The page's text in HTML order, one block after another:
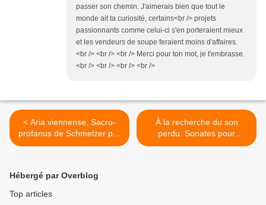
passer son chemin. J'aimerais bien que tout le
monde ait ta curiosité, certains<br /> projets
passionnants comme celui-ci s'en porteraient mieux
et les vendeurs de soupe feraient moins d'affaires.
<br /> <br /> <br /> Merci pour ton mot, je t'embrasse.
<br /> <br /> <br /> <br />
< Aria viennense. Sacro-
profanus de Schmelzer par
l'Ensemble Masques
À la recherche du son
perdu. Sonates pour
pianoforte n°14, 17 et 21 de
Hébergé par Overblog
Top articles